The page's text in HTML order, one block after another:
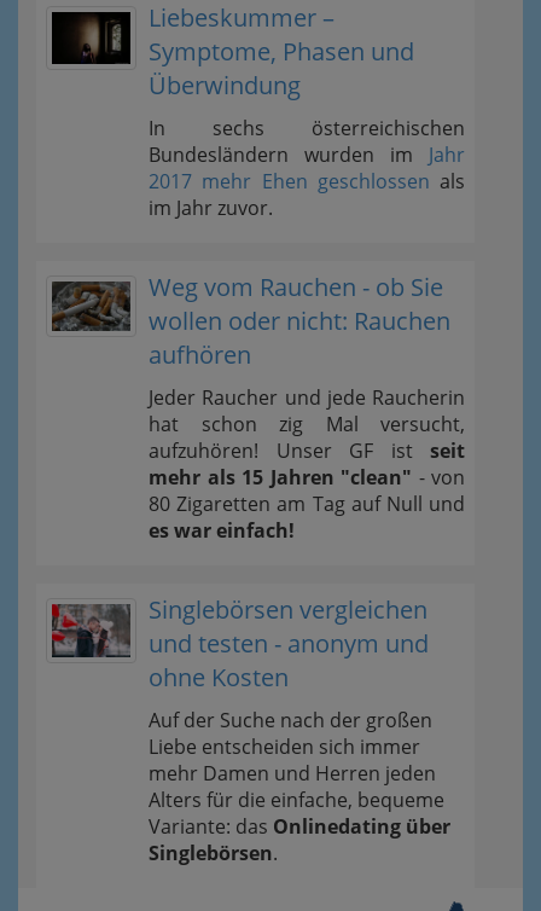
Liebeskummer –
Symptome, Phasen und
Überwindung
In sechs österreichischen
Bundesländern wurden im Jahr
2017 mehr Ehen geschlossen als
im Jahr zuvor.
Weg vom Rauchen - ob Sie
wollen oder nicht: Rauchen
aufhören
Jeder Raucher und jede Raucherin
hat schon zig Mal versucht,
aufzuhören! Unser GF ist seit
mehr als 15 Jahren "clean" - von
80 Zigaretten am Tag auf Null und
es war einfach!
Singlebörsen vergleichen
und testen - anonym und
ohne Kosten
Auf der Suche nach der großen
Liebe entscheiden sich immer
mehr Damen und Herren jeden
Alters für die einfache, bequeme
Variante: das Onlinedating über
Singlebörsen.